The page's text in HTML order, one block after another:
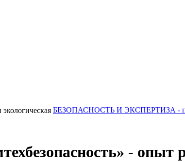
БЕЗОПАСНОСТЬ И ЭКСПЕРТИЗА -
- опыт